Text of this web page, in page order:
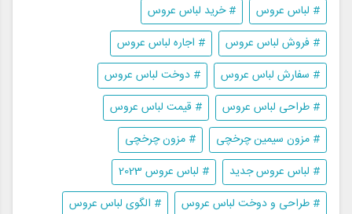
# لباس عروس
# خرید لباس عروس
# فروش لباس عروس
# اجاره لباس عروس
# سفارش لباس عروس
# دوخت لباس عروس
# طراحی لباس عروس
# قیمت لباس عروس
# مزون سیمین چرخچی
# مزون چرخچی
# لباس عروس جدید
# لباس عروس 2023
# طراحی و دوخت لباس عروس
# الگوی لباس عروس